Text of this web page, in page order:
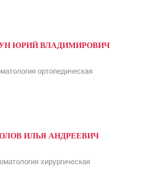
ЮРИЙ ВЛАДИМИРОВИЧ
ортопедическая
ИЛЬЯ АНДРЕЕВИЧ
хирургическая